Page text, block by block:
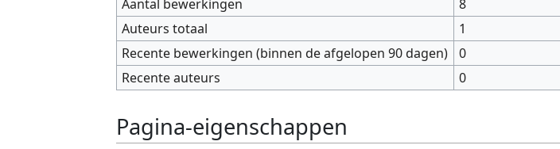
Aantal bewerkingen
8
Auteurs totaal
1
Recente bewerkingen (binnen de afgelopen 90 dagen)
0
Recente auteurs
0
Pagina-eigenschappen